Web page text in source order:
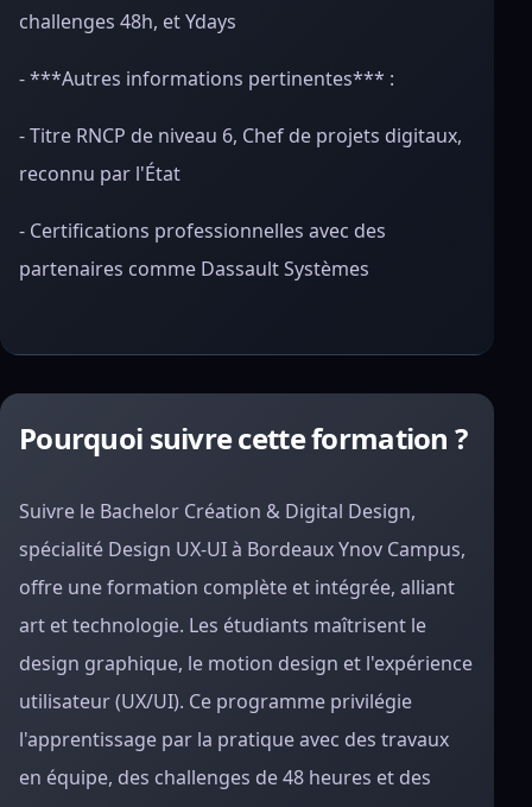
challenges 48h, et Ydays
- ***Autres informations pertinentes*** :
- Titre RNCP de niveau 6, Chef de projets digitaux,
reconnu par l'État
- Certifications professionnelles avec des
partenaires comme Dassault Systèmes
Pourquoi suivre cette formation ?
Suivre le Bachelor Création & Digital Design,
spécialité Design UX-UI à Bordeaux Ynov Campus,
offre une formation complète et intégrée, alliant
art et technologie. Les étudiants maîtrisent le
design graphique, le motion design et l'expérience
utilisateur (UX/UI). Ce programme privilégie
l'apprentissage par la pratique avec des travaux
en équipe, des challenges de 48 heures et des